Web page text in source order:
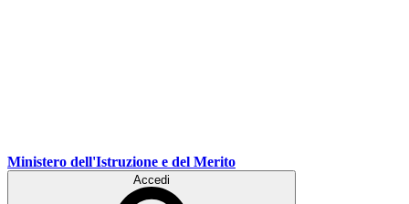
Ministero dell'Istruzione e del Merito
Accedi